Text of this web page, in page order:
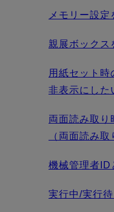
メモリー設定
親展ボックス
用紙セット
非表示にした
両面読み取り
（両面読み取
機械管理者ID
実行中/実行